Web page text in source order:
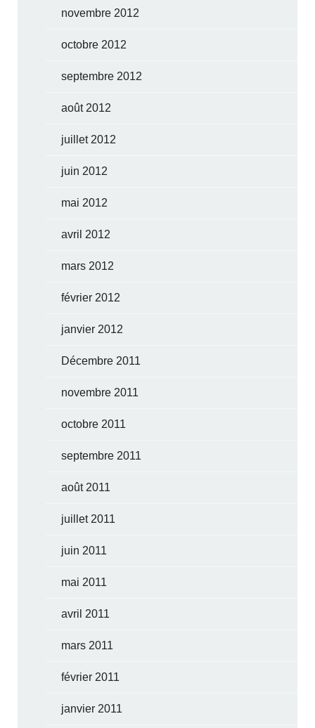
novembre 2012
octobre 2012
septembre 2012
août 2012
juillet 2012
juin 2012
mai 2012
avril 2012
mars 2012
février 2012
janvier 2012
Décembre 2011
novembre 2011
octobre 2011
septembre 2011
août 2011
juillet 2011
juin 2011
mai 2011
avril 2011
mars 2011
février 2011
janvier 2011